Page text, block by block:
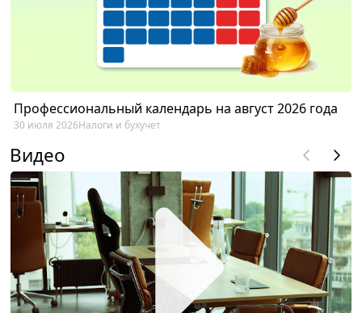
Профессиональный календарь на август 2026 года
30 июля 2026Налоги и бухучет
Видео